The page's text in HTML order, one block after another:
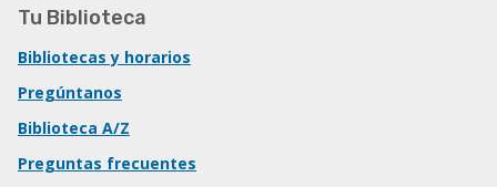
Tu Biblioteca
Bibliotecas y horarios
Pregúntanos
Biblioteca A/Z
Preguntas frecuentes